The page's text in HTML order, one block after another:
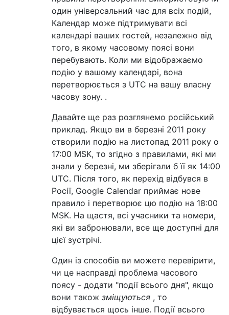
один універсальний час для всіх подій,
Календар може підтримувати всі
календарі ваших гостей, незалежно від
того, в якому часовому поясі вони
перебувають. Коли ми відображаємо
подію у вашому календарі, вона
перетворюється з UTC на вашу власну
часову зону. .
Давайте ще раз розглянемо російський
приклад. Якщо ви в березні 2011 року
створили подію на листопад 2011 року о
17:00 MSK, то згідно з правилами, які ми
знали у березні, ми зберігали б її як 14:00
UTC. Після того, як перехід відбувся в
Росії, Google Calendar приймає нове
правило і перетворює цю подію на 18:00
MSK. На щастя, всі учасники та номери,
які ви забронювали, все ще доступні для
цієї зустрічі.
Один із способів ви можете перевірити,
чи це насправді проблема часового
поясу - додати "події всього дня", якщо
вони також зміщуються , то
відбувається щось інше. Події всього